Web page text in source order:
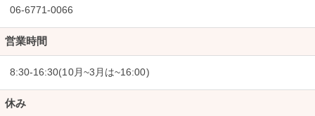
06-6771-0066
営業時間
8:30-16:30(10月~3月は~16:00)
休み